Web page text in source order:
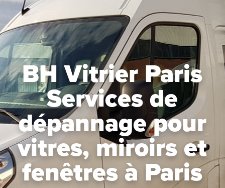
BH Vitrier Paris
Services de
dépannage pour
vitres, miroirs et
fenêtres à Paris